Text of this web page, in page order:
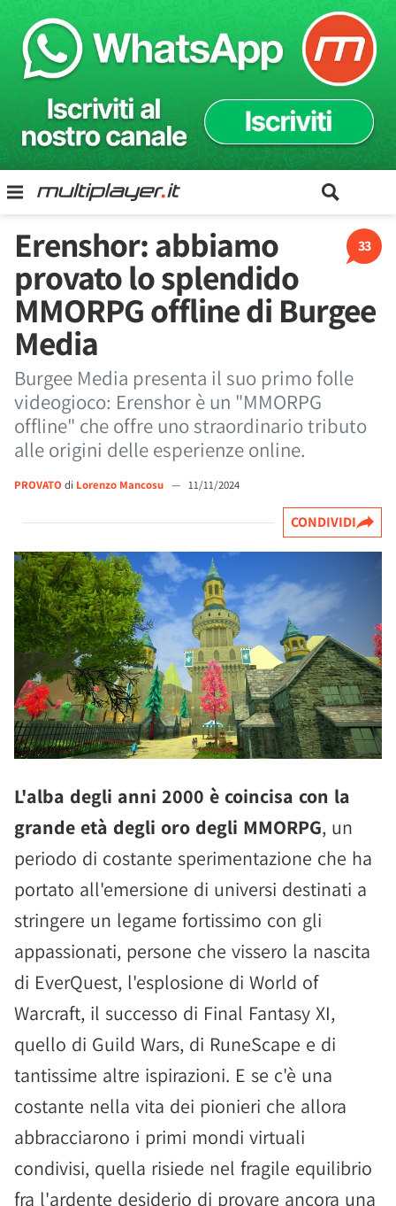
33
Erenshor: abbiamo
provato lo splendido
MMORPG offline di Burgee
Media
Burgee Media presenta il suo primo folle
videogioco: Erenshor è un "MMORPG
offline" che offre uno straordinario tributo
alle origini delle esperienze online.
PROVATO di Lorenzo Mancosu — 11/11/2024
CONDIVIDI
L'alba degli anni 2000 è coincisa con la
grande età degli oro degli MMORPG, un
periodo di costante sperimentazione che ha
portato all'emersione di universi destinati a
stringere un legame fortissimo con gli
appassionati, persone che vissero la nascita
di EverQuest, l'esplosione di World of
Warcraft, il successo di Final Fantasy XI,
quello di Guild Wars, di RuneScape e di
tantissime altre ispirazioni. E se c'è una
costante nella vita dei pionieri che allora
abbracciarono i primi mondi virtuali
condivisi, quella risiede nel fragile equilibrio
fra l'ardente desiderio di provare ancora una